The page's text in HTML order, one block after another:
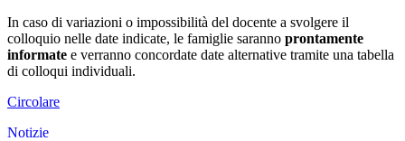
In caso di variazioni o impossibilità del docente a svolgere il
colloquio nelle date indicate, le famiglie saranno prontamente
informate e verranno concordate date alternative tramite una tabella
di colloqui individuali.
Circolare
Notizie